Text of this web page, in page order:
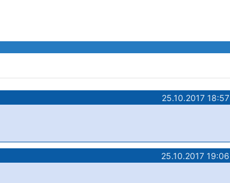
25.10.2017 18:57
25.10.2017 19:06